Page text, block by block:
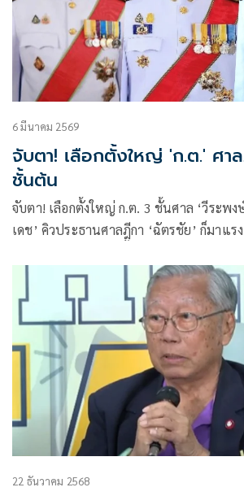
6 มีนาคม 2569
จับตา! เลือกตั้งใหญ่ 'ก.ต.' ศ
ชั้นต้น
จับตา! เลือกตั้งใหญ่ ก.ต. 3 ชั้นศาล ‘วีระพ
เดช’ คิวประธานศาลฎีกา ‘ฉัตรชัย’ ก็มาแ
22 ธันวาคม 2568